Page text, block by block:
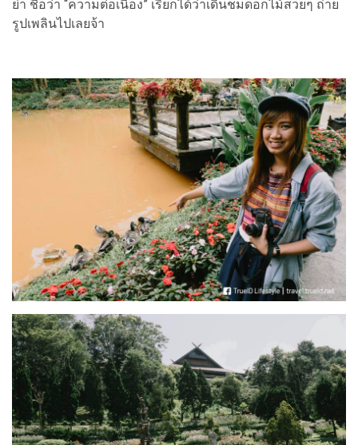
ย่า ชื่อว่า “ความต่อเนื่อง” เรียกได้ว่าเดินชมดอกไม้สวยๆ ถ่าย
รูปเพลินไปเลยจ้า